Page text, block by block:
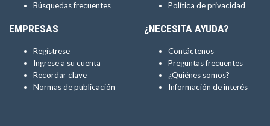
Búsquedas frecuentes
Política de privacidad
EMPRESAS
Regístrese
Ingrese a su cuenta
Recordar clave
Normas de publicación
¿NECESITA AYUDA?
Contáctenos
Preguntas frecuentes
¿Quiénes somos?
Información de interés